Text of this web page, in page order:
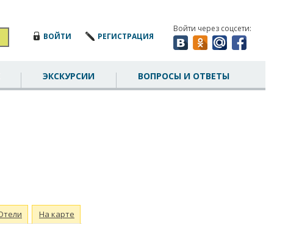
ВОЙТИ РЕГИСТРАЦИЯ
Войти через соцсети:
ЭКСКУРСИИ ВОПРОСЫ И ОТВЕТЫ
На карте